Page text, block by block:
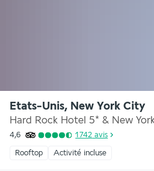
Etats-Unis, New York City
Hard Rock Hotel 5* & New
4,6 1 742 avis
Rooftop Activité incluse